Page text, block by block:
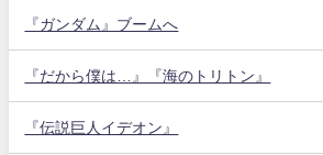
『ガンダム』ブームへ
『だから僕は…』『海のトリトン』
『伝説巨人イデオン』